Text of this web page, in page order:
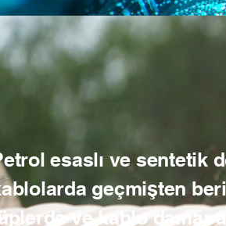
esaslı ve sentetik
geçmişten
ve kablo damar